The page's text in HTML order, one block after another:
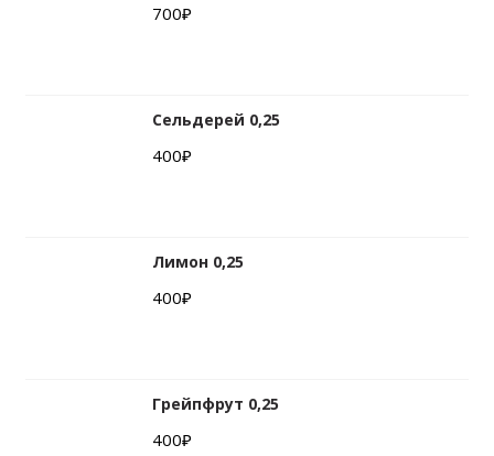
700₽
Сельдерей 0,25
400₽
Лимон 0,25
400₽
Грейпфрут 0,25
400₽